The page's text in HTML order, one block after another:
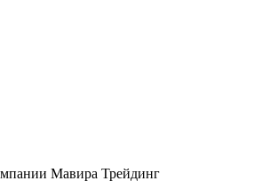
Мавира Трейдинг